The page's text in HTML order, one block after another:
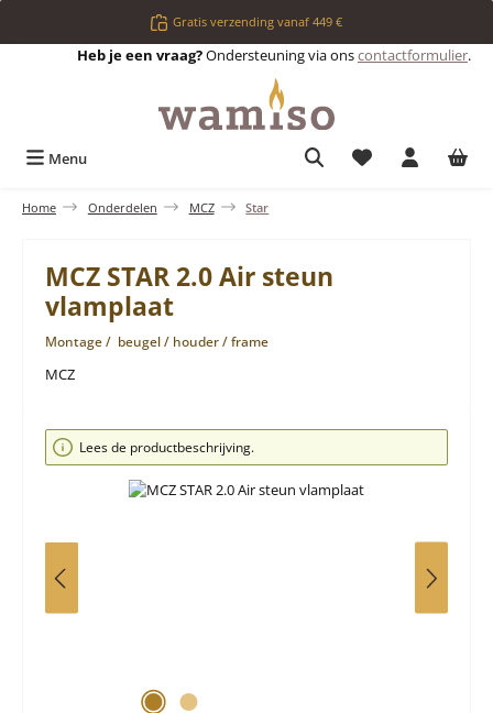
Ga naar de hoofdinhoudGratis verzending vanaf 449 €
Heb je een vraag?Ondersteuning via onscontactformulier.
Menu Je hebt 0 items
Home Onderdelen MCZ Star
MCZ STAR 2.0 Air steun
vlamplaat
Montage / beugel / houder / frame
MCZ
Afbeeldingengalerij overslaan
Lees de productbeschrijving.